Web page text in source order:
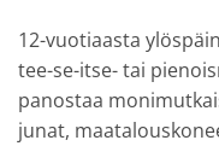
12-vuotiaasta
tee-se-itse- tai
panostaa
junat,